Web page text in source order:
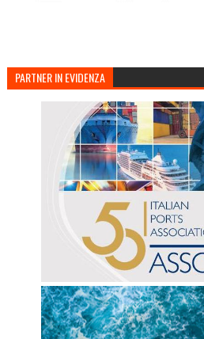
PARTNER IN EVIDENZA